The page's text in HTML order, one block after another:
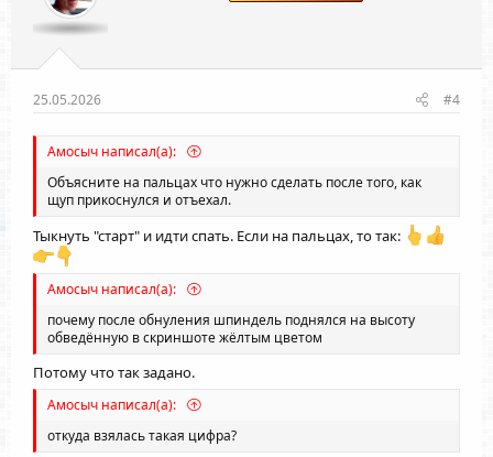
н
о
л
о
н
о
о
25.05.2026 #4
Амосыч написал(а):
Объясните на пальцах что нужно сделать после того, как
щуп прикоснулся и отъехал.
Тыкнуть "старт" и идти спать. Если на пальцах, то так:
Амосыч написал(а):
почему после обнуления шпиндель поднялся на высоту
обведённую в скриншоте жёлтым цветом
Потому что так задано.
Амосыч написал(а):
откуда взялась такая цифра?